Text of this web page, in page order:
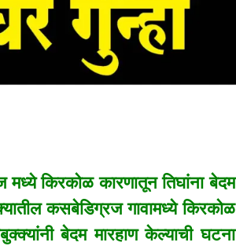
किरकोळ कारणातून तिघांना बेदम
कसबेडिग्रज गावामध्ये किरकोळ
बेदम मारहाण केल्याची घटना